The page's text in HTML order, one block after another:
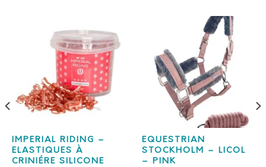
IMPERIAL RIDING –
ELASTIQUES À
CRINIÉRE SILICONE
EQUESTRIAN
STOCKHOLM – LICOL
– PINK